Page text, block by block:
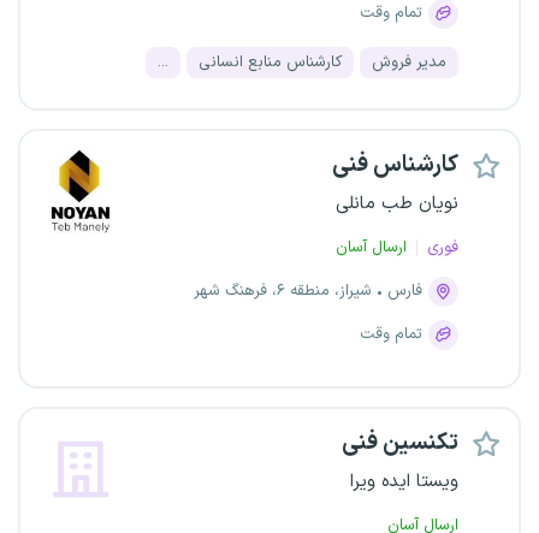
تمام وقت
مدیر فروش کارشناس منابع انسانی ...
کارشناس فنی
نویان طب مانلی
فوری
ارسال آسان
فارس
شیراز، منطقه ۶، فرهنگ شهر
تمام وقت
تکنسین فنی
ویستا ایده ویرا
ارسال آسان